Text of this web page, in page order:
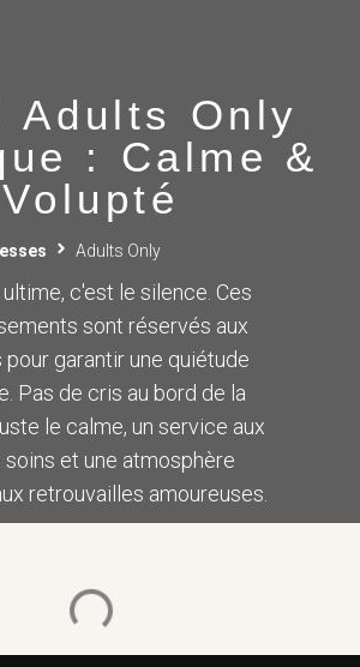
Adults Only
: Calme &
Volupté
Adults Only
c'est le silence. Ces
sont réservés aux
pour garantir une quiétude
Pas de cris au bord de la
le calme, un service aux
et une atmosphère
retrouvailles amoureuses.